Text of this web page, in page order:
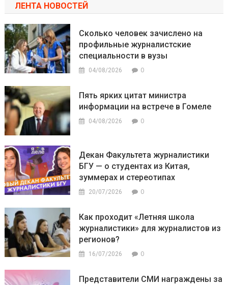
ЛЕНТА НОВОСТЕЙ
Сколько человек зачислено на
профильные журналистские
специальности в вузы
04/08/2026 0
Пять ярких цитат министра
информации на встрече в Гомеле
04/08/2026 0
Декан Факультета журналистики
БГУ — о студентах из Китая,
зуммерах и стереотипах
20/07/2026 0
Как проходит «Летняя школа
журналистики» для журналистов из
регионов?
16/07/2026 0
Представители СМИ награждены за